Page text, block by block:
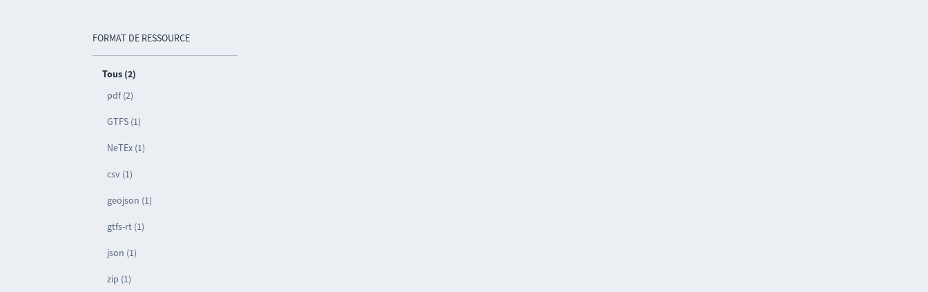
FORMAT DE RESSOURCE
Tous (2)
pdf (2)
GTFS (1)
NeTEx (1)
csv (1)
geojson (1)
gtfs-rt (1)
json (1)
zip (1)